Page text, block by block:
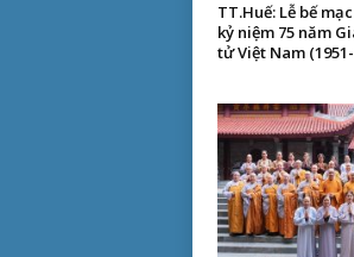
TT.Huế: Lễ bế
kỷ niệm 75 năm
tử Việt Nam